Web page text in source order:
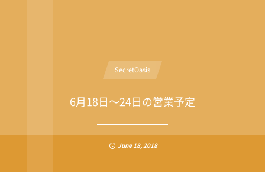
SecretOasis
6月18日〜24日の営業予定
June 18,2018